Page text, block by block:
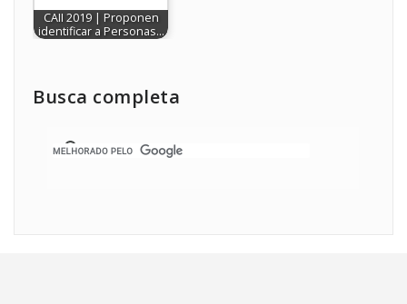
CAII 2019 | Proponen
identificar a Personas…
Busca completa